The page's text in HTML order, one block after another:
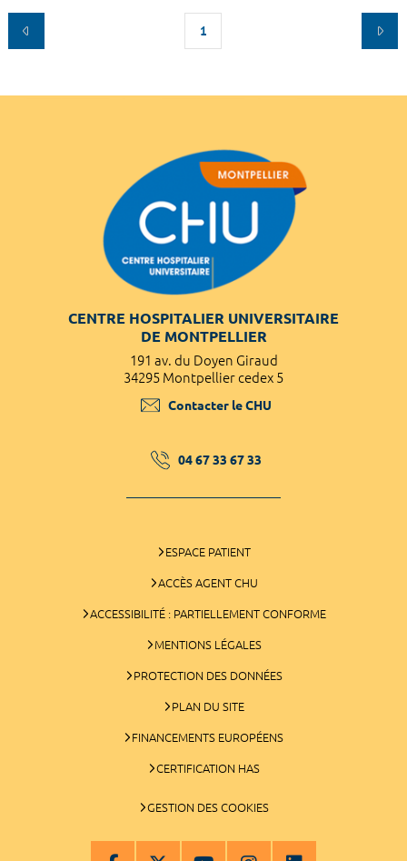
1
CENTRE HOSPITALIER UNIVERSITAIRE
DE MONTPELLIER
191 av. du Doyen Giraud
34295 Montpellier cedex 5
Contacter le CHU
04 67 33 67 33
ESPACE PATIENT
ACCÈS AGENT CHU
ACCESSIBILITÉ : PARTIELLEMENT CONFORME
MENTIONS LÉGALES
PROTECTION DES DONNÉES
PLAN DU SITE
FINANCEMENTS EUROPÉENS
CERTIFICATION HAS
GESTION DES COOKIES